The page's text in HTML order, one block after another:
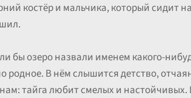
костёр и мальчика, который сидит
бы озеро назвали именем какого-
родное. В нём слышится детство,
тайга любит смелых и